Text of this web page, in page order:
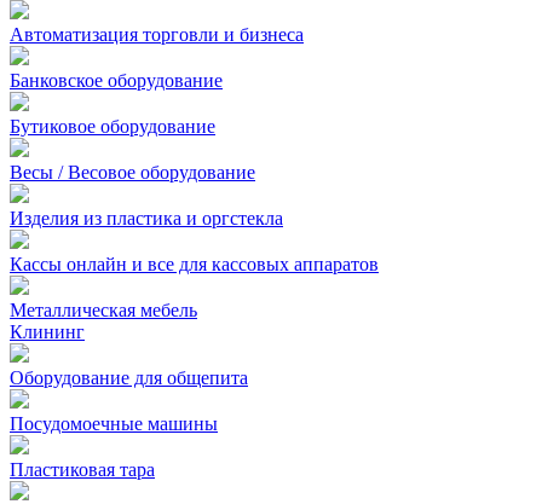
Автоматизация торговли и бизнеса
Банковское оборудование
Бутиковое оборудование
Весы / Весовое оборудование
Изделия из пластика и оргстекла
Кассы онлайн и все для кассовых аппаратов
Металлическая мебель
Клининг
Оборудование для общепита
Посудомоечные машины
Пластиковая тара